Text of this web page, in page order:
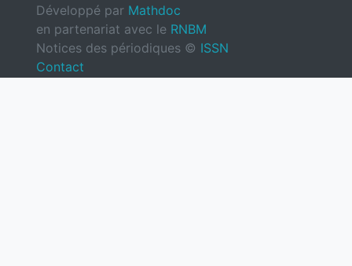
Développé par Mathdoc
en partenariat avec le RNBM
Notices des périodiques © ISSN
Contact